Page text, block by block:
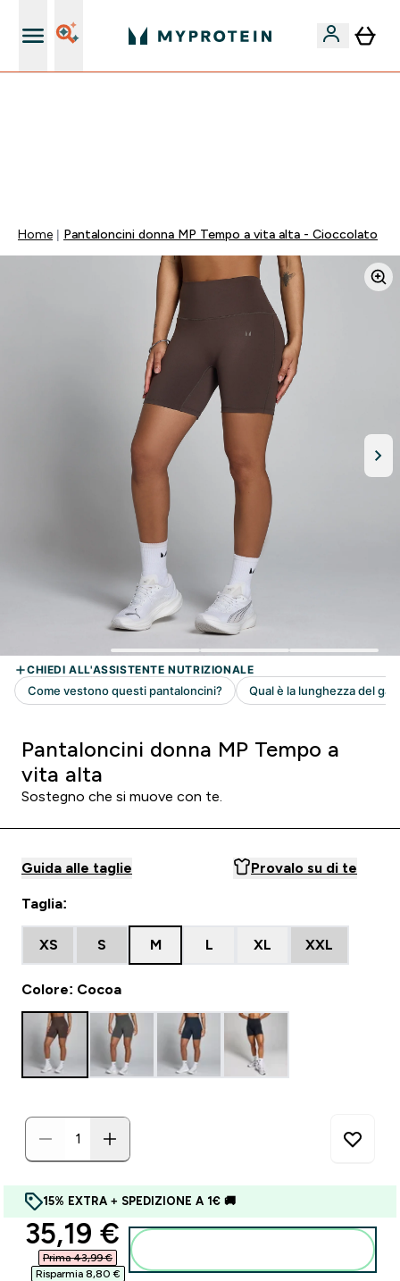
Home Pantaloncini donna MP Tempo a vita alta - Cioccolato
Pantaloncini donna MP Tempo a
vita alta
Sostegno che si muove con te.
Guida alle taglie Provalo su di te
Taglia:
XS S M L XL XXL
Colore: Cocoa
15% EXTRA + SPEDIZIONE A 1€ 🚚
discounted price
35,19 €‎
Prima 43,99 €‎
Risparmia 8,80 €‎